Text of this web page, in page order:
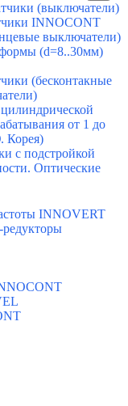
(выключатели)
INNOCONT
выключатели)
(d=8..30мм)
(бесконтакные
от 1 до
Корея)
с подстройкой
Оптические
INNOVERT